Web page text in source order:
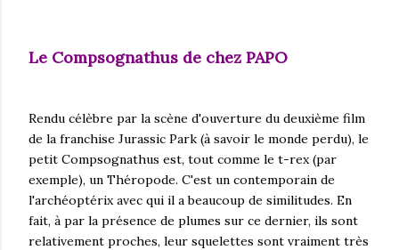
Le Compsognathus de chez PAPO
Rendu célèbre par la scène d'ouverture du deuxième film
de la franchise Jurassic Park (à savoir le monde perdu), le
petit Compsognathus est, tout comme le t-rex (par
exemple), un Théropode. C'est un contemporain de
l'archéoptérix avec qui il a beaucoup de similitudes. En
fait, à par la présence de plumes sur ce dernier, ils sont
relativement proches, leur squelettes sont vraiment très